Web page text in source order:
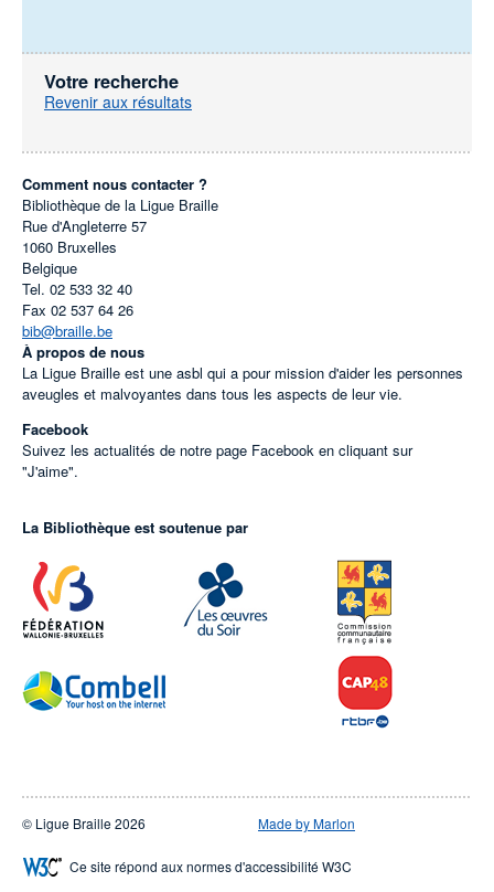
Votre recherche
Revenir aux résultats
Comment nous contacter ?
Bibliothèque de la Ligue Braille
Rue d'Angleterre 57
1060 Bruxelles
Belgique
Tel. 02 533 32 40
Fax 02 537 64 26
bib@braille.be
À propos de nous
La Ligue Braille est une asbl qui a pour mission d'aider les personnes
aveugles et malvoyantes dans tous les aspects de leur vie.
Facebook
Suivez les actualités de notre page Facebook en cliquant sur
"J'aime".
La Bibliothèque est soutenue par
© Ligue Braille 2026 Made by Marlon
Ce site répond aux normes d'accessibilité W3C